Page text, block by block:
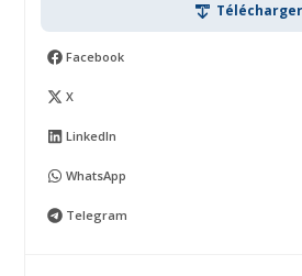
Télécharger
Facebook
X
LinkedIn
WhatsApp
Telegram